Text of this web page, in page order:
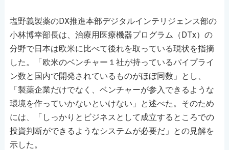
塩野義製薬のDX推進本部デジタルインテリジェンス部の
小林博幸部長は、治療用医療機器プログラム（DTx）の
分野で日本は欧米に比べて後れを取っている現状を指摘
した。「欧米のベンチャー１社が持っているパイプライ
ン数と国内で開発されているものがほぼ同数」とし、
「製薬企業だけでなく、ベンチャーが参入できるような
環境を作っていかないといけない」と述べた。そのため
には、「しっかりとビジネスとして成立するところでの
投資判断ができるようなシステムが必要だ」との見解を
示した。